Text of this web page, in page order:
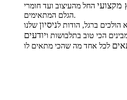
מקצועי החל מהעיצוב ועד חומרי
הגלם המתאימים.
הולכים ברגל, הודות לניסיון שלנו
הכי טוב בתלבושות ויודעים